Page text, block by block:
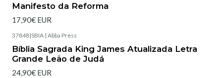
Manifesto da Reforma
17,90€ EUR
37848|SBIA | Abba Press
Bíblia Sagrada King James Atualizada Letra
Grande Leão de Judá
24,90€ EUR